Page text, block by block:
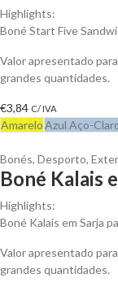
Highlights:
Boné Start Five
Valor apresentado
grandes quantidades.
€3,84 C/ IVA
AmareloAzul Aço-
Bonés, Desporto,
Boné Kalais
Highlights:
Boné Kalais em Sarja
Valor apresentado
grandes quantidades.